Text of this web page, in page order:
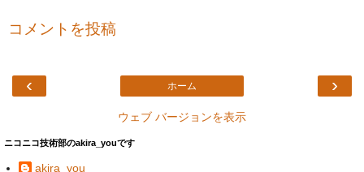
コメントを投稿
‹ ›
ホーム
ウェブ バージョンを表示
ニコニコ技術部のakira_youです
akira_you